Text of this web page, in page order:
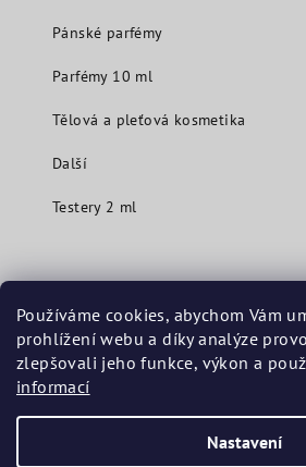
Používáme cookies, abychom Vám
prohlížení webu a díky analýze
zlepšovali jeho funkce, výkon a
informací
Nastavení
Pánské parfémy
Parfémy 10 ml
Tělová a pleťová kosmetika
Další
Testery 2 ml
info@mavuecosmetics.com
+420 775 999 262 (Po - Pá 9:00 - 17:00)